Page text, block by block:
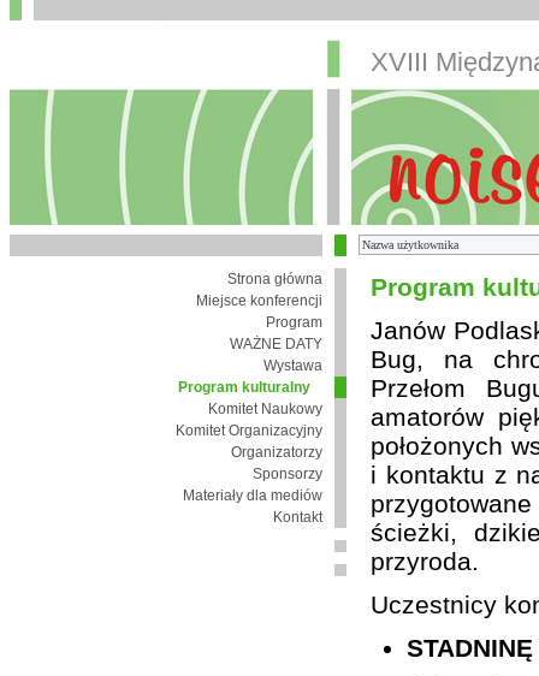
XVIII
Strona główna
Miejsce konferencji
Program
WAŻNE DATY
Wystawa
Program kulturalny
Komitet Naukowy
Komitet Organizacyjny
Organizatorzy
Sponsorzy
Materiały dla mediów
Kontakt
Program
Janów
Bug, na
Przełom
amatorów
położonych
i kontaktu z
ścieżki,
przyroda.
Uczestnicy